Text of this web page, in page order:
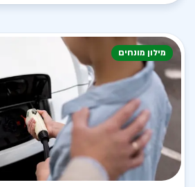
מילון מונחים